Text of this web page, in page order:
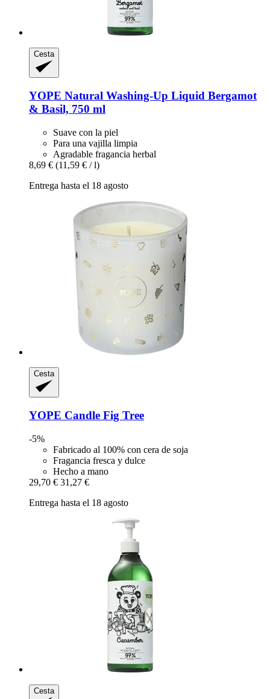
Cesta
YOPE Natural Washing-​Up Liquid Bergamot
& Basil, 750 ml
Suave con la piel
Para una vajilla limpia
Agradable fragancia herbal
8,69 € (11,59 € / l)
Entrega hasta el 18 agosto
Cesta
YOPE Candle Fig Tree
-5%
Fabricado al 100% con cera de soja
Fragancia fresca y dulce
Hecho a mano
29,70 € 31,27 €
Entrega hasta el 18 agosto
Cesta